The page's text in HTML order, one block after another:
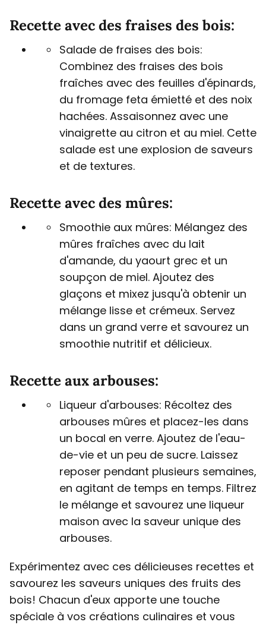
Recette avec des fraises des bois:
Salade de fraises des bois:
Combinez des fraises des bois
fraîches avec des feuilles d'épinards,
du fromage feta émietté et des noix
hachées. Assaisonnez avec une
vinaigrette au citron et au miel. Cette
salade est une explosion de saveurs
et de textures.
Recette avec des mûres:
Smoothie aux mûres: Mélangez des
mûres fraîches avec du lait
d'amande, du yaourt grec et un
soupçon de miel. Ajoutez des
glaçons et mixez jusqu'à obtenir un
mélange lisse et crémeux. Servez
dans un grand verre et savourez un
smoothie nutritif et délicieux.
Recette aux arbouses:
Liqueur d'arbouses: Récoltez des
arbouses mûres et placez-les dans
un bocal en verre. Ajoutez de l'eau-
de-vie et un peu de sucre. Laissez
reposer pendant plusieurs semaines,
en agitant de temps en temps. Filtrez
le mélange et savourez une liqueur
maison avec la saveur unique des
arbouses.
Expérimentez avec ces délicieuses recettes et
savourez les saveurs uniques des fruits des
bois! Chacun d'eux apporte une touche
spéciale à vos créations culinaires et vous